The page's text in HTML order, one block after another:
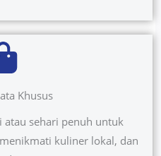
Khusus
atau sehari penuh untuk
kuliner lokal, dan